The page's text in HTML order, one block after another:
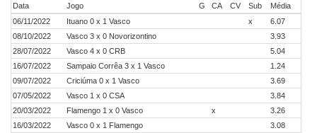
Data Jogo G CA CV Sub
Média
06/11/2022
Ituano 0 x 1 Vasco x
6.07
08/10/2022
Vasco 3 x 0 Novorizontino
3.93
28/07/2022
Vasco 4 x 0 CRB
5.04
16/07/2022
Sampaio Corrêa 3 x 1 Vasco
1.24
09/07/2022
Criciúma 0 x 1 Vasco
3.69
07/05/2022
Vasco 1 x 0 CSA
3.84
20/03/2022
Flamengo 1 x 0 Vasco x
3.26
16/03/2022
Vasco 0 x 1 Flamengo
3.08